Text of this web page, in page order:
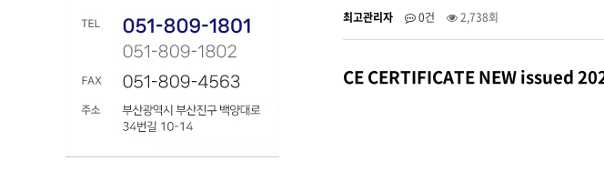
최고관리자 0건 2,738회
CE CERTIFICATE NEW issued